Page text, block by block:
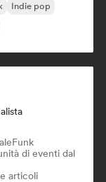
Indie pop
Funk
di eventi dal
articoli